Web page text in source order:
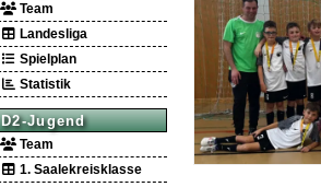
Team
Landesliga
Spielplan
Statistik
D2-Jugend
Team
1. Saalekreisklasse